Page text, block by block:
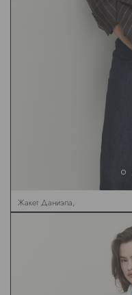
Жакет Даниэла,
коричневый